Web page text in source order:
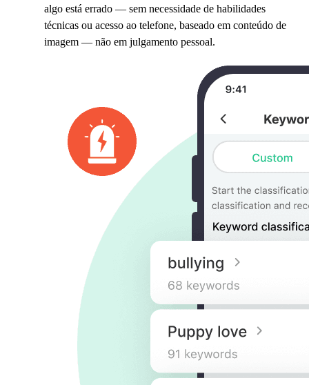
algo está errado — sem necessidade de habilidades
técnicas ou acesso ao telefone, baseado em conteúdo de
imagem — não em julgamento pessoal.